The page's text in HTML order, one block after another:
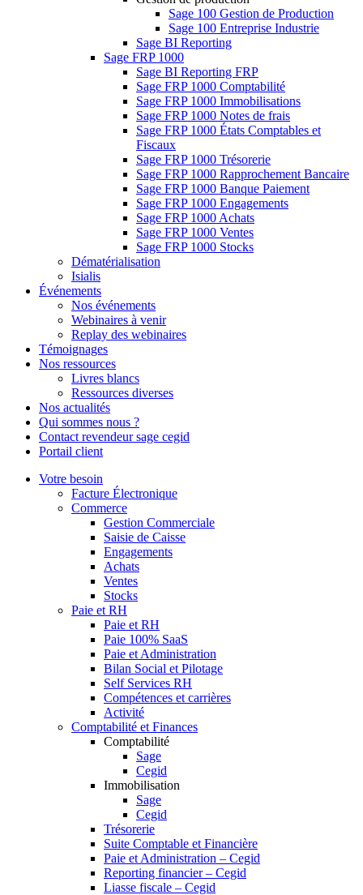
Sage 100 Gestion de Production
Sage 100 Entreprise Industrie
Sage BI Reporting
Sage FRP 1000
Sage BI Reporting FRP
Sage FRP 1000 Comptabilité
Sage FRP 1000 Immobilisations
Sage FRP 1000 Notes de frais
Sage FRP 1000 États Comptables et
Fiscaux
Sage FRP 1000 Trésorerie
Sage FRP 1000 Rapprochement Bancaire
Sage FRP 1000 Banque Paiement
Sage FRP 1000 Engagements
Sage FRP 1000 Achats
Sage FRP 1000 Ventes
Sage FRP 1000 Stocks
Dématérialisation
Isialis
Événements
Nos événements
Webinaires à venir
Replay des webinaires
Témoignages
Nos ressources
Livres blancs
Ressources diverses
Nos actualités
Qui sommes nous ?
Contact revendeur sage cegid
Portail client
Votre besoin
Facture Électronique
Commerce
Gestion Commerciale
Saisie de Caisse
Engagements
Achats
Ventes
Stocks
Paie et RH
Paie et RH
Paie 100% SaaS
Paie et Administration
Bilan Social et Pilotage
Self Services RH
Compétences et carrières
Activité
Comptabilité et Finances
Comptabilité
Sage
Cegid
Immobilisation
Sage
Cegid
Trésorerie
Suite Comptable et Financière
Paie et Administration – Cegid
Reporting financier – Cegid
Liasse fiscale – Cegid